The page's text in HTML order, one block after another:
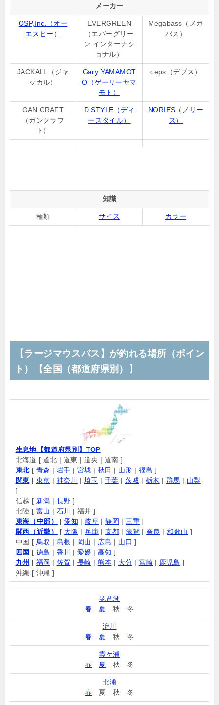
メーカー
OSP,Inc.（オー
エスピー）
EVERGREEN
（エバーグリー
ン インターナシ
ョナル）
Megabass（メガ
バス）
JACKALL（ジャ
ッカル）
Gary YAMAMOT
O（ゲーリーヤマ
モト）
deps（デプス）
GAN CRAFT
（ガンクラフ
ト）
D.STYLE（ディ
ースタイル）
NORIES（ノリー
ズ）
知識
種類 サイズ カラー
【ラージマウスバス】が釣れる場所（ポイン
ト）【全国（都道府県別）】
生息地【都道府県別】TOP
北海道 [ 道北 | 道東 | 道央 | 道南 ]
東北[ 青森 | 岩手 | 宮城 | 秋田 | 山形 | 福島 ]
関東 [ 東京 | 神奈川 | 埼玉 | 千葉 | 茨城 | 栃木 | 群馬 | 山梨
]
信越 [ 新潟 | 長野 ]
北陸 [ 富山 | 石川
| 福井 ]
東海（中部）
[愛知 |岐阜|静岡 | 三重]
関西（近畿）
[ 大阪 |兵庫|京都|滋賀 |奈良 |和歌山 ]
中国 [ 鳥取 | 島根 | 岡山 | 広島 | 山口 ]
四国 [ 徳島 | 香川 | 愛媛 | 高知 ]
九州 [ 福岡 | 佐賀 | 長崎 | 熊本 | 大分 | 宮崎 | 鹿児島 ]
沖縄 [ 沖縄 ]
琵琶湖
春
夏 秋 冬
淀川
春
夏 秋 冬
霞ケ浦
春
夏 秋 冬
北浦
春 夏 秋 冬